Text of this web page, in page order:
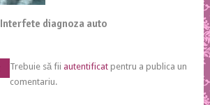
Interfete diagnoza auto
Trebuie să fii autentificatpentru a publica un
comentariu.